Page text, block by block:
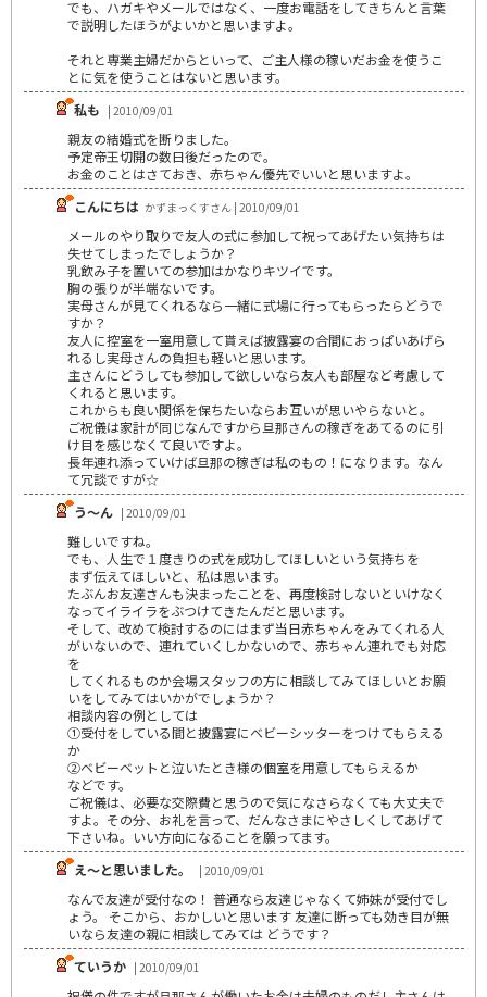
でも、ハガキやメールではなく、一度お電話をしてきちんと言葉
で説明したほうがよいかと思いますよ。
それと専業主婦だからといって、ご主人様の稼いだお金を使うこ
とに気を使うことはないと思います。
私も | 2010/09/01
親友の結婚式を断りました。
予定帝王切開の数日後だったので。
お金のことはさておき、赤ちゃん優先でいいと思いますよ。
こんにちは かずまっくすさん | 2010/09/01
メールのやり取りで友人の式に参加して祝ってあげたい気持ちは
失せてしまったでしょうか？
乳飲み子を置いての参加はかなりキツイです。
胸の張りが半端ないです。
実母さんが見てくれるなら一緒に式場に行ってもらったらどうで
すか？
友人に控室を一室用意して貰えば披露宴の合間におっぱいあげら
れるし実母さんの負担も軽いと思います。
主さんにどうしても参加して欲しいなら友人も部屋など考慮して
くれると思います。
これからも良い関係を保ちたいならお互いが思いやらないと。
ご祝儀は家計が同じなんですから旦那さんの稼ぎをあてるのに引
け目を感じなくて良いですよ。
長年連れ添っていけば旦那の稼ぎは私のもの！になります。なん
て冗談ですが☆
う～ん | 2010/09/01
難しいですね。
でも、人生で１度きりの式を成功してほしいという気持ちを
まず伝えてほしいと、私は思います。
たぶんお友達さんも決まったことを、再度検討しないといけなく
なってイライラをぶつけてきたんだと思います。
そして、改めて検討するのにはまず当日赤ちゃんをみてくれる人
がいないので、連れていくしかないので、赤ちゃん連れでも対応
を
してくれるものか会場スタッフの方に相談してみてほしいとお願
いをしてみてはいかがでしょうか？
相談内容の例としては
①受付をしている間と披露宴にベビーシッターをつけてもらえる
か
②ベビーベットと泣いたとき様の個室を用意してもらえるか
などです。
ご祝儀は、必要な交際費と思うので気になさらなくても大丈夫で
すよ。その分、お礼を言って、だんなさまにやさしくしてあげて
下さいね。いい方向になることを願ってます。
え～と思いました。
| 2010/09/01
なんで友達が受付なの！ 普通なら友達じゃなくて姉妹が受付でし
ょう。 そこから、おかしいと思います 友達に断っても効き目が無
いなら友達の親に相談してみては どうです？
ていうか | 2010/09/01